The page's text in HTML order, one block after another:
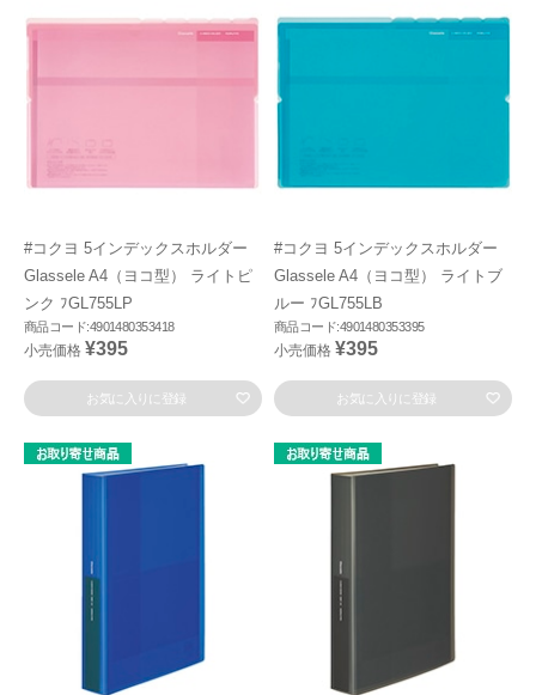
#コクヨ 5インデックスホルダー
Glassele A4（ヨコ型） ライトピ
ンク ﾌGL755LP
商品コード:4901480353418
小売価格 ¥395
お気に入りに登録
#コクヨ 5インデックスホルダー
Glassele A4（ヨコ型） ライトブ
ルー ﾌGL755LB
商品コード:4901480353395
小売価格 ¥395
お気に入りに登録